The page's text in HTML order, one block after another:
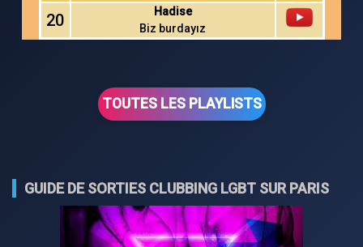
20
Hadise
Biz burdayız
TOUTES LES PLAYLISTS
GUIDE DE SORTIES CLUBBING LGBT SUR PARIS